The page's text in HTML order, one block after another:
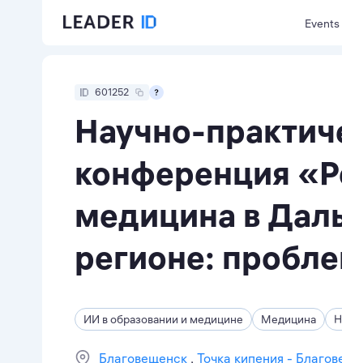
Events
601252
Научно-
конференция
медицина в
регионе:
ИИ в образовании и медицине Медицина
Благовещенск Точка кипения -